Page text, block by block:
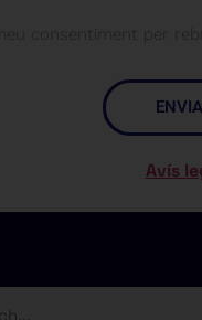
consentiment per
Avís